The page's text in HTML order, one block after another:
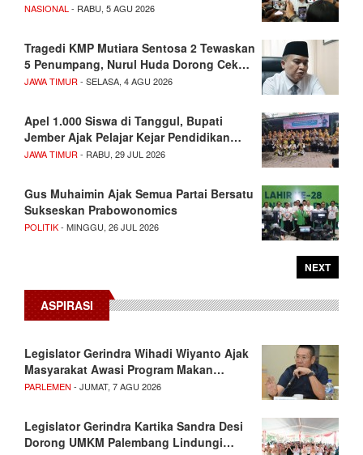
NASIONAL - RABU, 5 AGU 2026
Tragedi KMP Mutiara Sentosa 2 Tewaskan
5 Penumpang, Nurul Huda Dorong Cek…
JAWA TIMUR - SELASA, 4 AGU 2026
Apel 1.000 Siswa di Tanggul, Bupati
Jember Ajak Pelajar Kejar Pendidikan…
JAWA TIMUR - RABU, 29 JUL 2026
Gus Muhaimin Ajak Semua Partai Bersatu
Sukseskan Prabowonomics
POLITIK- MINGGU, 26 JUL 2026
NEXT
ASPIRASI
Legislator Gerindra Wihadi Wiyanto Ajak
Masyarakat Awasi Program Makan…
PARLEMEN - JUMAT, 7 AGU 2026
Legislator Gerindra Kartika Sandra Desi
Dorong UMKM Palembang Lindungi…